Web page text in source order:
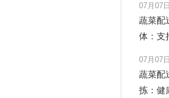
07月07
蔬菜配
体：支
07月07
蔬菜配
拣：健